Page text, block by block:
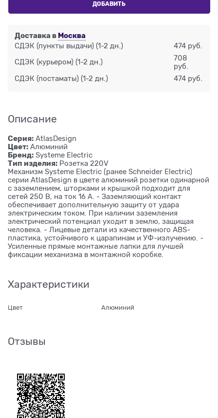
ДОБАВИТЬ
Доставка в Москва
СДЭК (пункты выдачи) (1-2 дн.) 474 руб.
СДЭК (курьером) (1-2 дн.)
708
руб.
СДЭК (постаматы) (1-2 дн.) 474 руб.
Описание
Серия: AtlasDesign
Цвет: Алюминий
Бренд: Systeme Electric
Тип изделия: Розетка 220V
Механизм Systeme Electric (ранее Schneider Electric)
серии AtlasDesign в цвете алюминий розетки одинарной
с заземлением, шторками и крышкой подходит для
сетей 250 В, на ток 16 А. - Заземляющий контакт
обеспечивает дополнительную защиту от удара
электрическим током. При наличии заземления
электрический потенциал уходит в землю, защищая
человека. - Лицевые детали из качественного ABS-
пластика, устойчивого к царапинам и УФ-излучению. -
Усиленные прямые монтажные лапки для лучшей
фиксации механизма в монтажной коробке.
Характеристики
Цвет Алюминий
Отзывы